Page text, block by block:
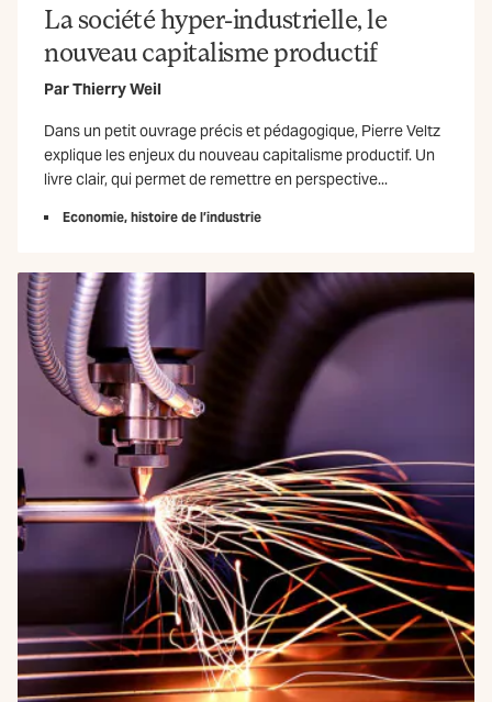
La société hyper-industrielle, le
nouveau capitalisme productif
ParThierry Weil
Dans un petit ouvrage précis et pédagogique, Pierre Veltz
explique les enjeux du nouveau capitalisme productif. Un
livre clair, qui permet de remettre en perspective...
Economie, histoire de l’industrie